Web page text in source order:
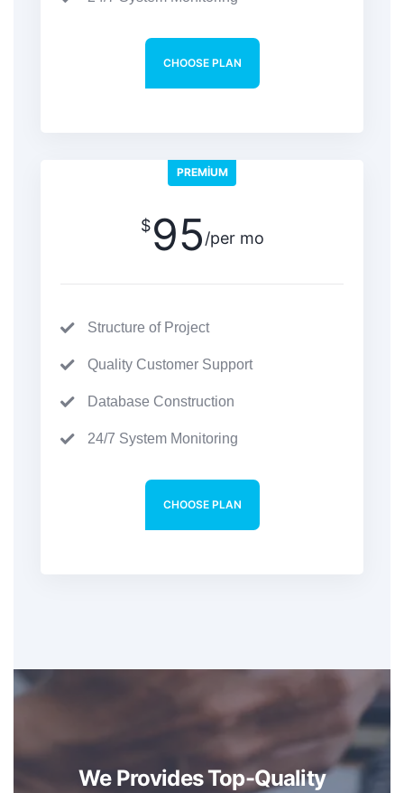
CHOOSE PLAN
PREMIUM
$95/per mo
Structure of Project
Quality Customer Support
Database Construction
24/7 System Monitoring
CHOOSE PLAN
We Provides Top-Quality